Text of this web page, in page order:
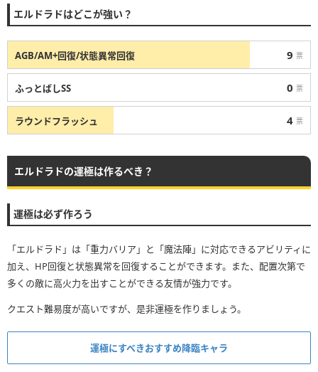
エルドラドはどこが強い？
AGB/AM+回復/状態異常回復 9 票
ふっとばしSS 0 票
ラウンドフラッシュ 4 票
エルドラドの運極は作るべき？
運極は必ず作ろう
「エルドラド」は「重力バリア」と「魔法陣」に対応できるアビリティに
加え、HP回復と状態異常を回復することができます。また、配置次第で
多くの敵に高火力を出すことができる友情が強力です。
クエスト難易度が高いですが、是非運極を作りましょう。
運極にすべきおすすめ降臨キャラ